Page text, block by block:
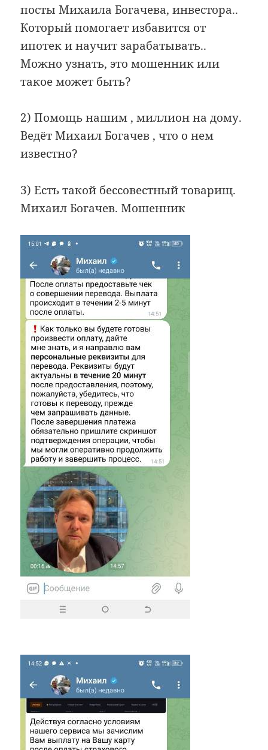
посты Михаила Богачева, инвестора..
Который помогает избавится от
ипотек и научит зарабатывать..
Можно узнать, это мошенник или
такое может быть?
2) Помощь нашим , миллион на дому.
Ведёт Михаил Богачев , что о нем
известно?
3) Есть такой бессовестный товарищ.
Михаил Богачев. Мошенник